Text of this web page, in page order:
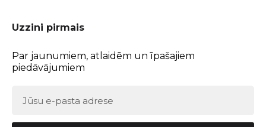
Uzzini pirmais
Par jaunumiem, atlaidēm un īpašajiem
piedāvājumiem